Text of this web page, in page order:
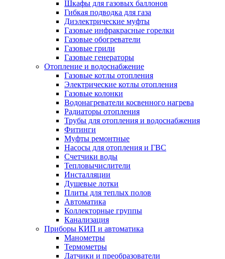
Шкафы для газовых баллонов
Гибкая подводка для газа
Диэлектрические муфты
Газовые инфракрасные горелки
Газовые обогреватели
Газовые грили
Газовые генераторы
Отопление и водоснабжение
Газовые котлы отопления
Электрические котлы отопления
Газовые колонки
Водонагреватели косвенного нагрева
Радиаторы отопления
Трубы для отопления и водоснабжения
Фитинги
Муфты ремонтные
Насосы для отопления и ГВС
Счетчики воды
Тепловычислители
Инсталляции
Душевые лотки
Плиты для теплых полов
Автоматика
Коллекторные группы
Канализация
Приборы КИП и автоматика
Манометры
Термометры
Датчики и преобразователи